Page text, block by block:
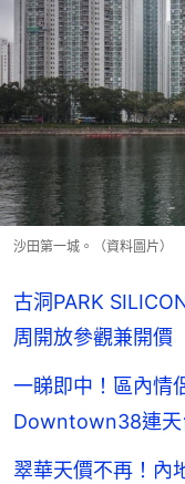
沙田第一城。（資料圖片）
古洞PARK
周開放參觀兼開價
一睇即中！區內情
Downtown38連天
翠華天價不再！內